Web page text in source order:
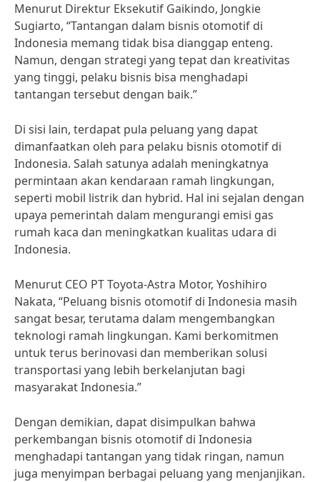
Menurut Direktur Eksekutif Gaikindo, Jongkie
Sugiarto, “Tantangan dalam bisnis otomotif di
Indonesia memang tidak bisa dianggap enteng.
Namun, dengan strategi yang tepat dan kreativitas
yang tinggi, pelaku bisnis bisa menghadapi
tantangan tersebut dengan baik.”
Di sisi lain, terdapat pula peluang yang dapat
dimanfaatkan oleh para pelaku bisnis otomotif di
Indonesia. Salah satunya adalah meningkatnya
permintaan akan kendaraan ramah lingkungan,
seperti mobil listrik dan hybrid. Hal ini sejalan dengan
upaya pemerintah dalam mengurangi emisi gas
rumah kaca dan meningkatkan kualitas udara di
Indonesia.
Menurut CEO PT Toyota-Astra Motor, Yoshihiro
Nakata, “Peluang bisnis otomotif di Indonesia masih
sangat besar, terutama dalam mengembangkan
teknologi ramah lingkungan. Kami berkomitmen
untuk terus berinovasi dan memberikan solusi
transportasi yang lebih berkelanjutan bagi
masyarakat Indonesia.”
Dengan demikian, dapat disimpulkan bahwa
perkembangan bisnis otomotif di Indonesia
menghadapi tantangan yang tidak ringan, namun
juga menyimpan berbagai peluang yang menjanjikan.